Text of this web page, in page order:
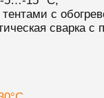
с
сварка с